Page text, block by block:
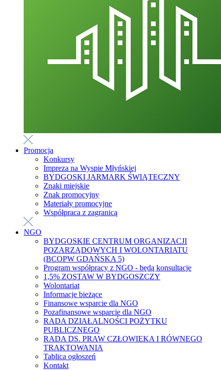
Promocja
Konkursy
Impreza na Wyspie Młyńskiej
BYDGOSKI JARMARK ŚWIĄTECZNY
Znaki miejskie
Znak promocyjny
Materiały promocyjne
Współpraca z zagranicą
NGO
BYDGOSKIE CENTRUM ORGANIZACJI
POZARZĄDOWYCH I WOLONTARIATU
(BCOPW GDAŃSKA 5)
Program współpracy z NGO - będą konsultacje
1,5% ZOSTAW W BYDGOSZCZY
Wolontariat
Informacje bieżące
Finansowe wsparcie dla NGO
Pozafinansowe wsparcie dla NGO
RADA DZIAŁALNOŚCI POŻYTKU
PUBLICZNEGO
RADA DS. PRAW CZŁOWIEKA I RÓWNEGO
TRAKTOWANIA
Tablica ogłoszeń
Kontakt